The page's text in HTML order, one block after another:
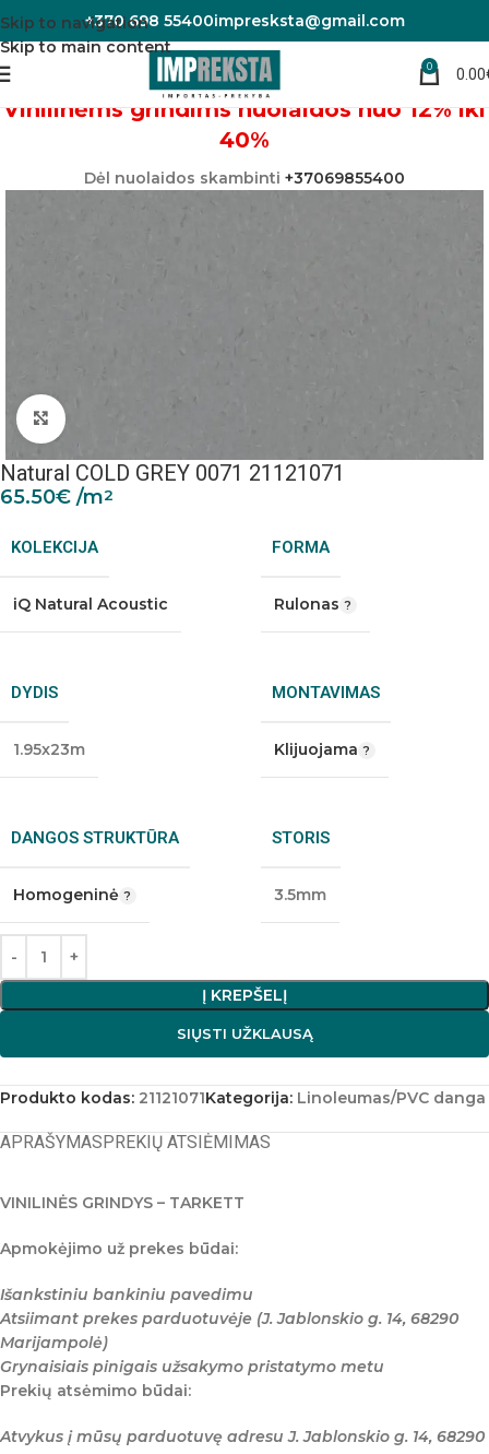
Skip to navigation
Skip to main content
+370 698 55400impresksta@gmail.com
0 0.00
Pradžia Linoleumas/PVC danga
Vinilinėms grindims nuolaidos nuo 12% iki
40%
Dėl nuolaidos skambinti +37069855400
Padidinti nuotrauką
Natural COLD GREY 0071 21121071
65.50€ /m2
KOLEKCIJA
iQ Natural Acoustic
FORMA
Rulonas
DYDIS
1.95x23m
MONTAVIMAS
Klijuojama
DANGOS STRUKTŪRA
Homogeninė
STORIS
3.5mm
Į KREPŠELĮ
SIŲSTI UŽKLAUSĄ
Produkto kodas: 21121071Kategorija: Linoleumas/PVC danga
APRAŠYMASPREKIŲ ATSIĖMIMAS
VINILINĖS GRINDYS – TARKETT
Apmokėjimo už prekes būdai:
Išankstiniu bankiniu pavedimu
Atsiimant prekes parduotuvėje (J. Jablonskio g. 14, 68290
Marijampolė)
Grynaisiais pinigais užsakymo pristatymo metu
Prekių atsėmimo būdai:
Atvykus į mūsų parduotuvę adresu J. Jablonskio g. 14, 68290